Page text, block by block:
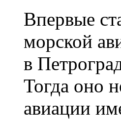
Впервые
морской
в
Тогда оно
авиации